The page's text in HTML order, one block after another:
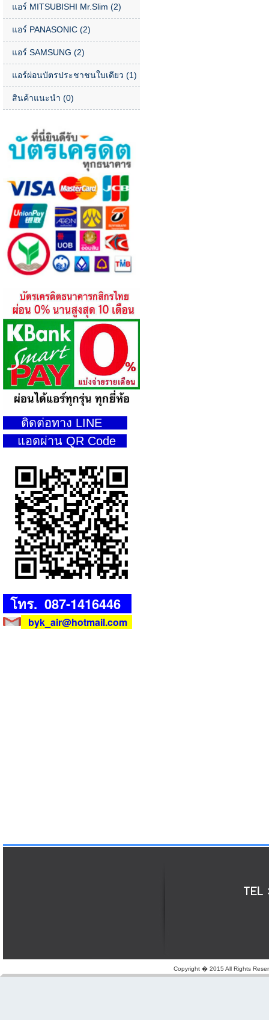
แอร์ MITSUBISHI Mr.Slim (2)
แอร์ PANASONIC (2)
แอร์ SAMSUNG (2)
แอร์ผ่อนบัตรประชาชนใบเดียว (1)
สินค้าแนะนำ (0)
ติดต่อทาง LINE
แอดผ่าน QR Code
โทร. 087-1416446
byk_air@hotmail.com
Copyright � 2015 All Rights